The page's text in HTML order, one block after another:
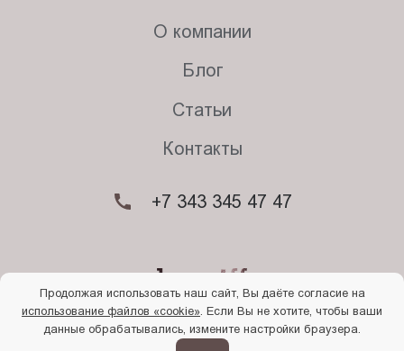
© 2026. Begriff
Политика конфиденциальности
О компании
Блог
Статьи
Контакты
+7 343 345 47 47
Продолжая использовать наш сайт, Вы даёте согласие на
использование файлов «cookie» . Если Вы не хотите, чтобы ваши
данные обрабатывались, измените настройки браузера.